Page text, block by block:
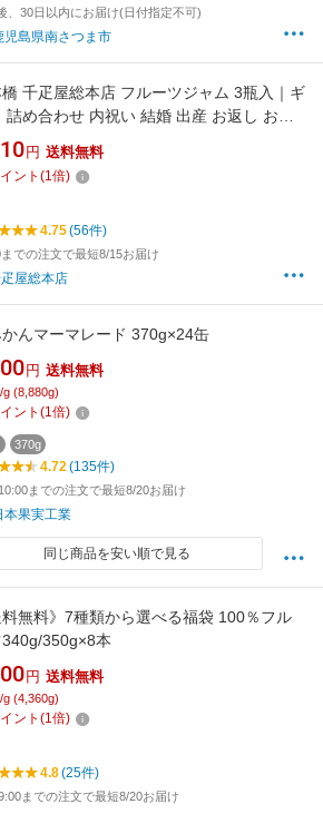
、30日以内にお届け(日付指定不可)
児島県南さつま市
橋 千疋屋総本店 フルーツジャム 3瓶入｜ギ
詰め合わせ 内祝い 結婚 出産 お返し お祝
中元 お歳暮 母の日 父の日 敬老の日 プレ
ト
円 送料無料
ント (1倍)
4.75(56件)
での注文で最短8/15お届け
屋総本店
かんマーマレード 370g×24缶
円 送料無料
g (8,880g)
ント (1倍)
370g
4.72(135件)
までの注文で最短8/20お届け
本果実工業
同じ商品を安い順で見る
料無料》7種類から選べる福袋 100％フル
340g/350g×8本
円 送料無料
g (4,360g)
ント (1倍)
4.8(25件)
までの注文で最短8/20お届け